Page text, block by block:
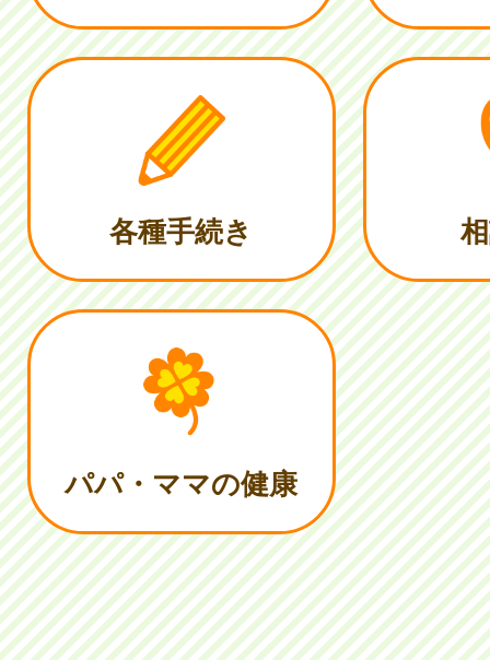
各種手続き
パパ・ママの健康